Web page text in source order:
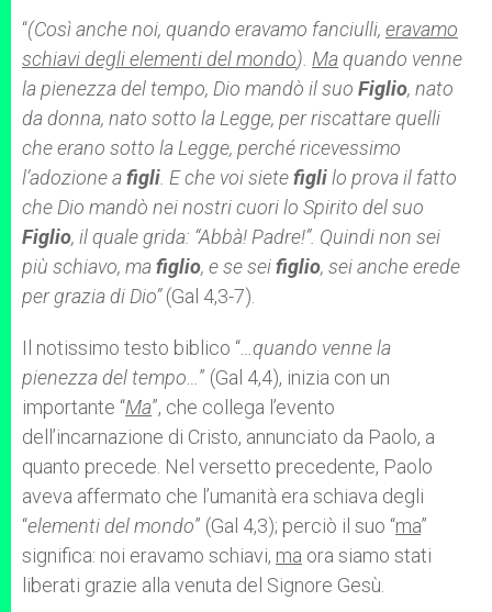
“(Così anche noi, quando eravamo fanciulli, eravamo
schiavi degli elementi del mondo). Maquando venne
la pienezza del tempo, Dio mandò il suo Figlio, nato
da donna, nato sotto la Legge, per riscattare quelli
che erano sotto la Legge, perché ricevessimo
l’adozione afigli . E che voi sietefiglilo prova il fatto
che Dio mandò nei nostri cuori lo Spirito del suo
Figlio, il quale grida: “Abbà! Padre!”. Quindi non sei
più schiavo, mafiglio, e se seifiglio, sei anche erede
per grazia di Dio”(Gal 4,3-7).
Il notissimo testo biblico “ …quando vennela
pienezza del tempo… ” (Gal 4,4), inizia con un
importante “Ma”, che collega l’evento
dell’incarnazione di Cristo, annunciato da Paolo, a
quanto precede. Nel versetto precedente, Paolo
aveva affermato che l’umanità era schiava degli
“elementi del mondo” (Gal 4,3); perciò il suo “ma”
significa: noi eravamo schiavi, ma ora siamo stati
liberati grazie alla venuta del Signore Gesù.